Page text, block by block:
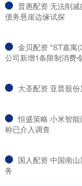
普惠配资 无法削
债务悬崖边缘试探
金贝配资 *ST嘉寓
公司新增1条限制消费
大圣配资 亚普股
恒盛策略 小米智
称已介入调查
国人配资 中国南
务